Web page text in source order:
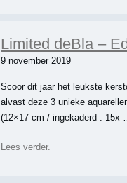
Limited deBla –
9 november 2019
Scoor dit jaar het leukste
alvast deze 3 unieke
(12×17 cm / ingekaderd : 15x
Lees verder.